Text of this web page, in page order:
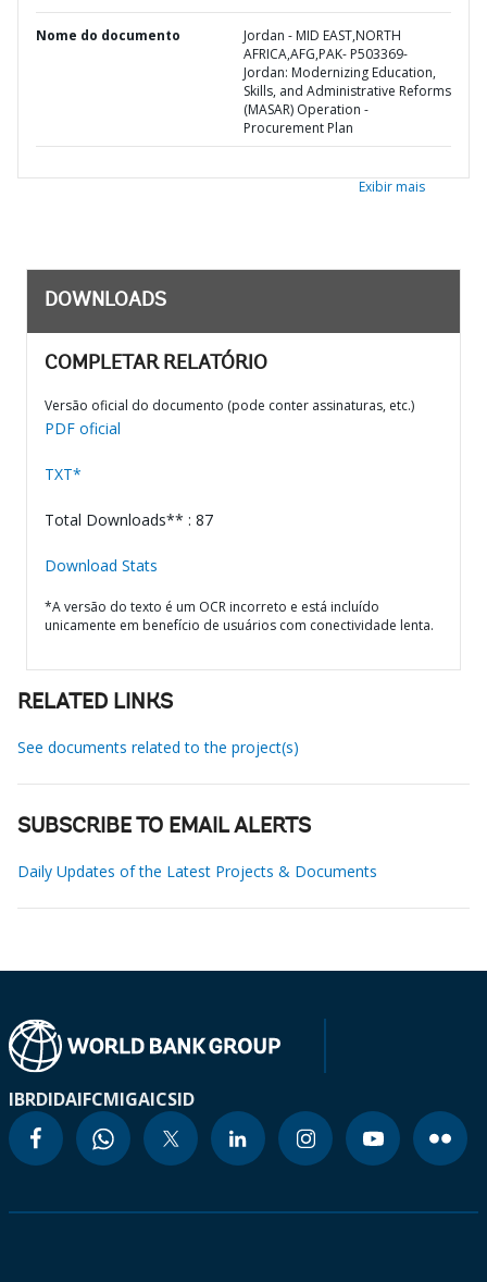
Nome do documento
Jordan - MID EAST,NORTH
AFRICA,AFG,PAK- P503369-
Jordan: Modernizing Education,
Skills, and Administrative Reforms
(MASAR) Operation -
Procurement Plan
Exibir mais
DOWNLOADS
COMPLETAR RELATÓRIO
Versão oficial do documento (pode conter assinaturas, etc.)
PDF oficial
TXT*
Total Downloads** : 87
Download Stats
*A versão do texto é um OCR incorreto e está incluído
unicamente em benefício de usuários com conectividade lenta.
RELATED LINKS
See documents related to the project(s)
SUBSCRIBE TO EMAIL ALERTS
Daily Updates of the Latest Projects & Documents
IBRDIDAIFCMIGAICSID